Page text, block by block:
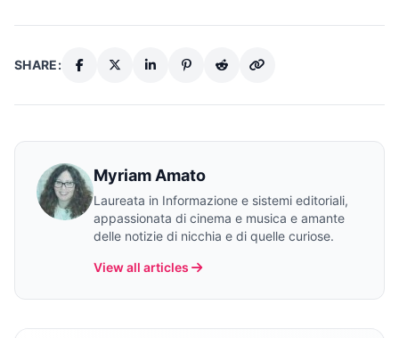
SHARE:
Myriam Amato
Laureata in Informazione e sistemi editoriali,
appassionata di cinema e musica e amante
delle notizie di nicchia e di quelle curiose.
View all articles